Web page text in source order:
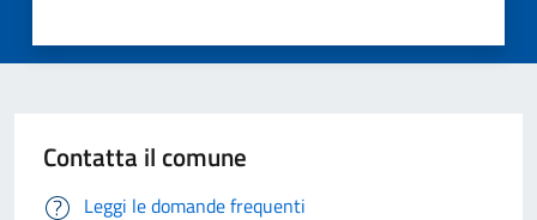
Contatta il comune
Leggi le domande frequenti